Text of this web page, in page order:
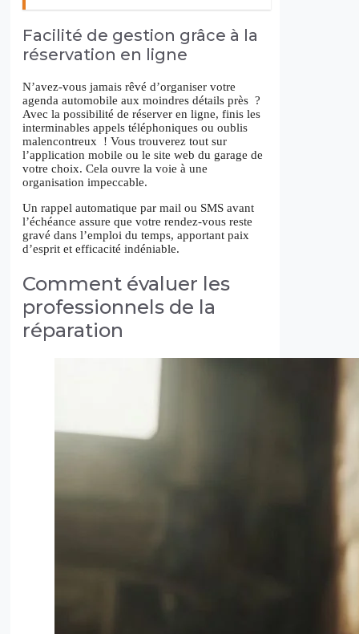
Facilité de gestion grâce à la
réservation en ligne
N’avez-vous jamais rêvé d’organiser votre
agenda automobile aux moindres détails près ?
Avec la possibilité de réserver en ligne, finis les
interminables appels téléphoniques ou oublis
malencontreux ! Vous trouverez tout sur
l’application mobile ou le site web du garage de
votre choix. Cela ouvre la voie à une
organisation impeccable.
Un rappel automatique par mail ou SMS avant
l’échéance assure que votre rendez-vous reste
gravé dans l’emploi du temps, apportant paix
d’esprit et efficacité indéniable.
Comment évaluer les
professionnels de la
réparation